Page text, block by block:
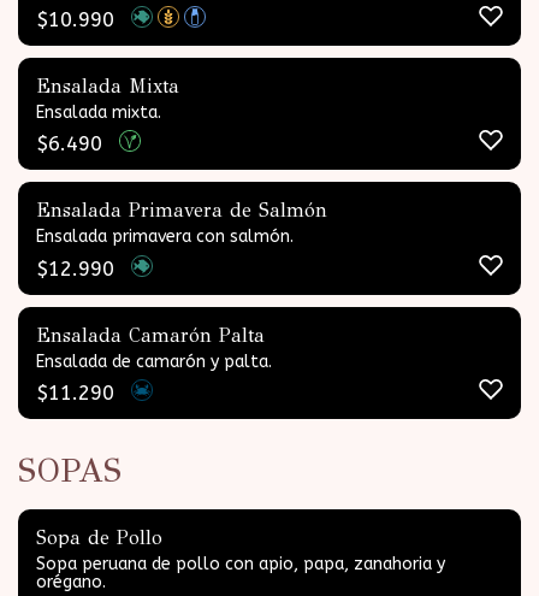
$10.990
Ensalada Mixta
Ensalada mixta.
$6.490
Ensalada Primavera de Salmón
Ensalada primavera con salmón.
$12.990
Ensalada Camarón Palta
Ensalada de camarón y palta.
$11.290
SOPAS
Sopa de Pollo
Sopa peruana de pollo con apio, papa, zanahoria y
orégano.